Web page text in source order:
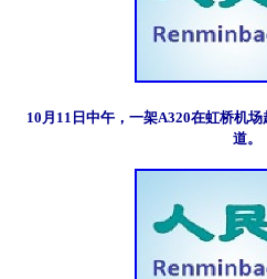
10月11日中午，一架A320在虹桥机
道。